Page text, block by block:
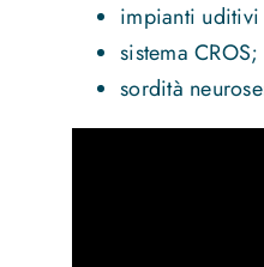
impianti
sistema CROS;
sordità